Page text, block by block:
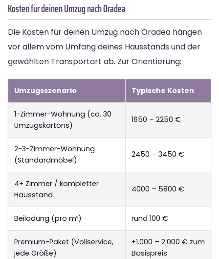
Kosten für deinen Umzug nach Oradea
Die Kosten für deinen Umzug nach Oradea hängen
vor allem vom Umfang deines Hausstands und der
gewählten Transportart ab. Zur Orientierung:
Umzugsszenario Typische Kosten
1-Zimmer-Wohnung (ca. 30
Umzugskartons)
1650 – 2250 €
2-3-Zimmer-Wohnung
(Standardmöbel)
2450 – 3450 €
4+ Zimmer / kompletter
Hausstand
4000 – 5800 €
Beiladung (pro m³) rund 100 €
Premium-Paket (Vollservice,
jede Größe)
+1.000 – 2.000 € zum
Basispreis